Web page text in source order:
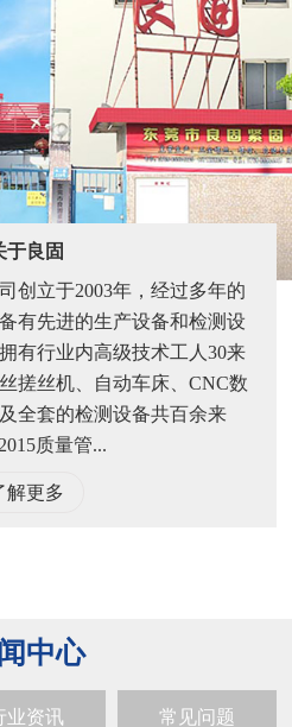
于良固
创立于2003年，经过多年的
有先进的生产设备和检测设
有行业内高级技术工人30来
搓丝机、自动车床、CNC数
全套的检测设备共百余来
质量管...
解更多
中心
业资讯 常见问题